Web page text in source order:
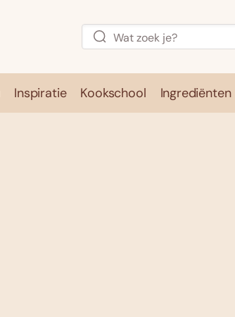
Inspiratie Kookschool Ingrediënten